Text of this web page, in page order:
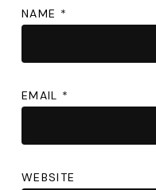
NAME *
EMAIL *
WEBSITE